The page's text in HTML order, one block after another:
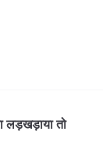
लड़खड़ाया तो